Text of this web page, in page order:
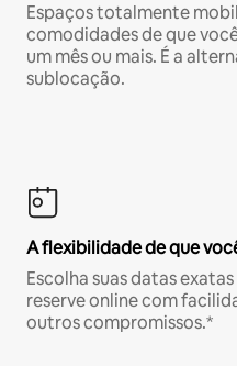
Espaços totalmente
comodidades de que
um mês ou mais. É a
sublocação.
A flexibilidade de que
Escolha suas datas
reserve online com
outros compromissos.*